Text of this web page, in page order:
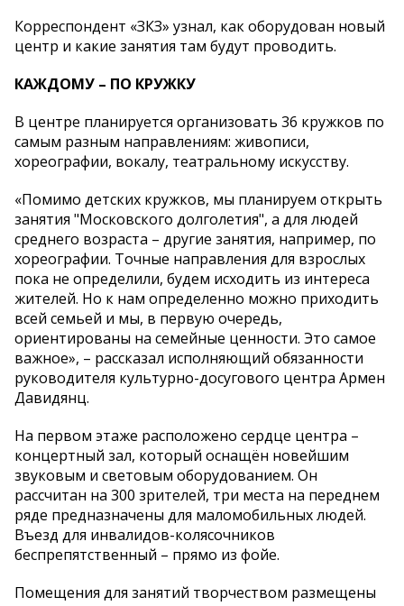
Корреспондент «ЗКЗ» узнал, как оборудован новый
центр и какие занятия там будут проводить.
КАЖДОМУ – ПО КРУЖКУ
В центре планируется организовать 36 кружков по
самым разным направлениям: живописи,
хореографии, вокалу, театральному искусству.
«Помимо детских кружков, мы планируем открыть
занятия "Московского долголетия", а для людей
среднего возраста – другие занятия, например, по
хореографии. Точные направления для взрослых
пока не определили, будем исходить из интереса
жителей. Но к нам определенно можно приходить
всей семьей и мы, в первую очередь,
ориентированы на семейные ценности. Это самое
важное», – рассказал исполняющий обязанности
руководителя культурно-досугового центра Армен
Давидянц.
На первом этаже расположено сердце центра –
концертный зал, который оснащён новейшим
звуковым и световым оборудованием. Он
рассчитан на 300 зрителей, три места на переднем
ряде предназначены для маломобильных людей.
Въезд для инвалидов-колясочников
беспрепятственный – прямо из фойе.
Помещения для занятий творчеством размещены